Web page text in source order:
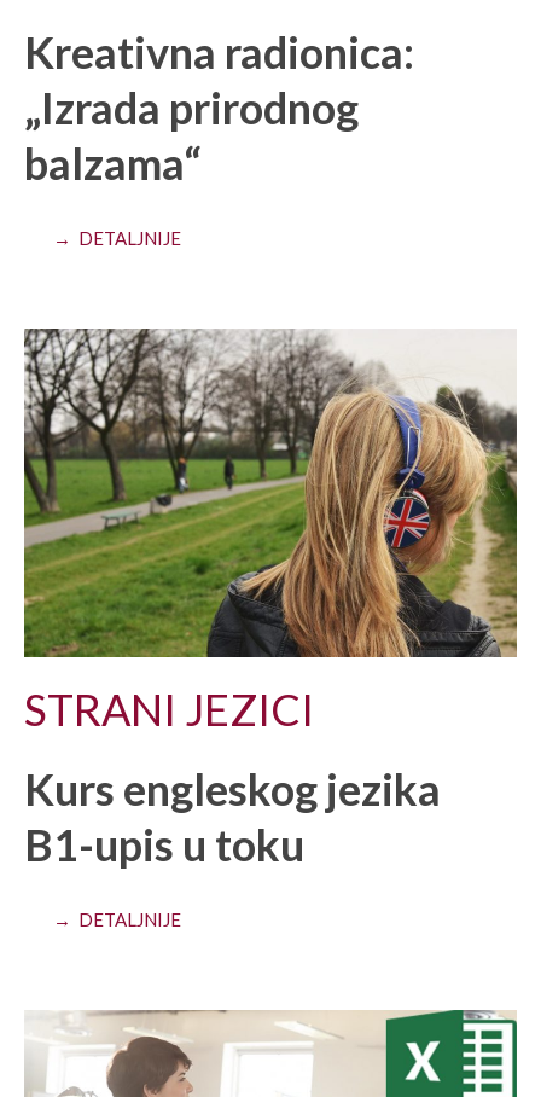
Kreativna radionica:
„Izrada prirodnog
balzama“
→ DETALJNIJE
STRANI JEZICI
Kurs engleskog jezika
B1-upis u toku
→ DETALJNIJE